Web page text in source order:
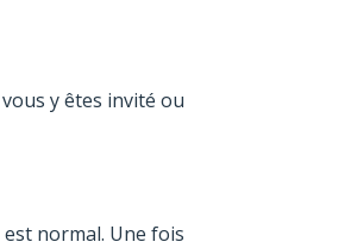
y êtes invité ou
normal. Une fois